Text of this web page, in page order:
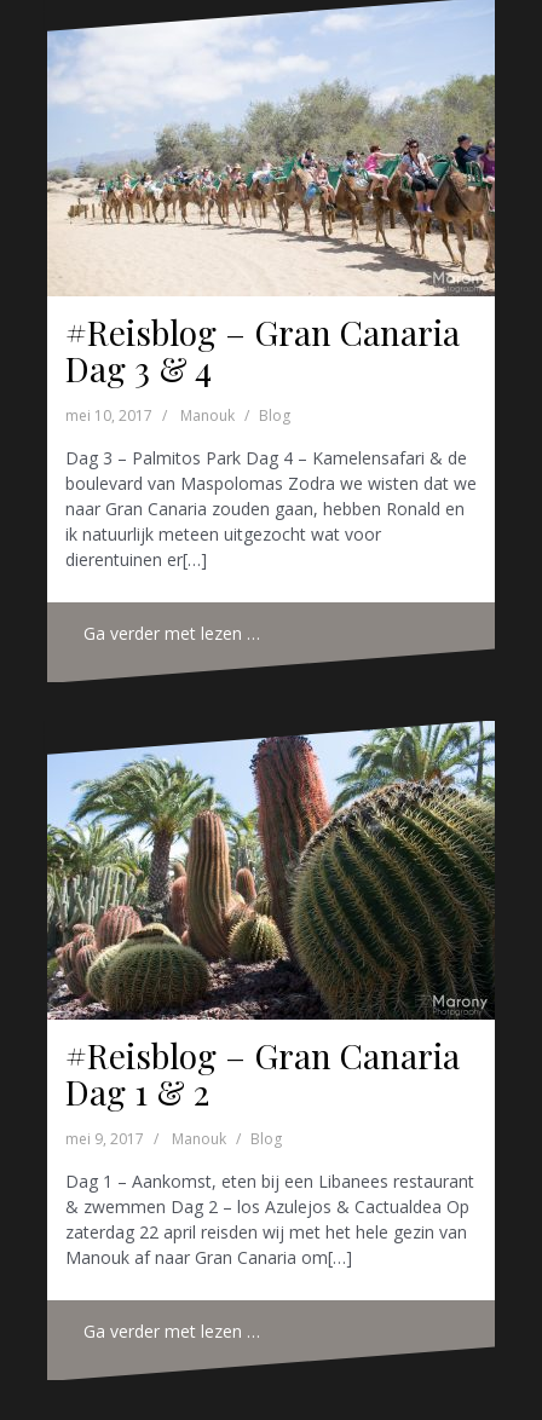
#Reisblog – Gran Canaria
Dag 3 & 4
mei 10, 2017 Manouk Blog
Dag 3 – Palmitos Park Dag 4 – Kamelensafari & de
boulevard van Maspolomas Zodra we wisten dat we
naar Gran Canaria zouden gaan, hebben Ronald en
ik natuurlijk meteen uitgezocht wat voor
dierentuinen er[…]
Ga verder met lezen …
#Reisblog – Gran Canaria
Dag 1 & 2
mei 9, 2017 Manouk Blog
Dag 1 – Aankomst, eten bij een Libanees restaurant
& zwemmen Dag 2 – los Azulejos & Cactualdea Op
zaterdag 22 april reisden wij met het hele gezin van
Manouk af naar Gran Canaria om[…]
Ga verder met lezen …